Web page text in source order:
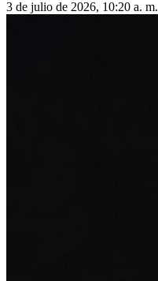
3 de julio de 2026, 10:20 a. m.